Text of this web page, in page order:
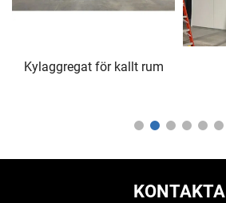
Kylaggregat för kallt rum
KONTAKTA